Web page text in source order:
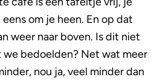
om je heen. En op dat
weer naar boven. Is dit niet
bedoelden? Net wat meer
nou ja, veel minder dan